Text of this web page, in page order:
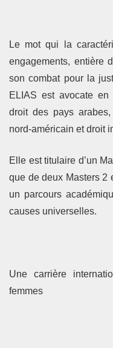
Le mot qui la
engagements, entière
son combat pour la
ELIAS est avocate en
droit des pays
nord-américain et droit
Elle est titulaire d’un
que de deux Masters 2
un parcours
causes universelles.
Une carrière
femmes